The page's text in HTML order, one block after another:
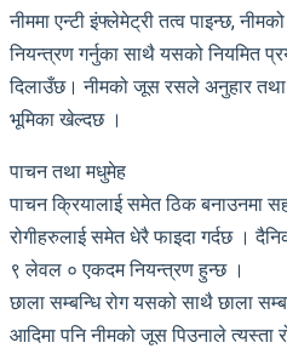
नीममा एन्टी इंफ्लेमेट्री तत्व पाइन्छ,
नियन्त्रण गर्नुका साथै यसको नियमित
दिलाउँछ। नीमको जूस रसले अनुहार तथा
भूमिका खेल्दछ ।
पाचन तथा मधुमेह
पाचन क्रियालाई समेत ठिक बनाउनमा
रोगीहरुलाई समेत धेरै फाइदा गर्दछ ।
९ लेवल ० एकदम नियन्त्रण हुन्छ ।
छाला सम्बन्धि रोग यसको साथै छाला
आदिमा पनि नीमको जूस पिउनाले त्यस्ता